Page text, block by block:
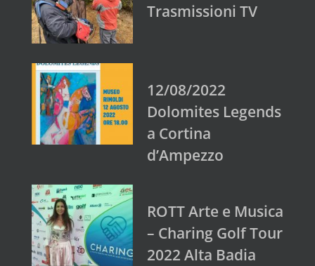
Trasmissioni TV
12/08/2022
Dolomites Legends
a Cortina
d’Ampezzo
ROTT Arte e Musica
– Charing Golf Tour
2022 Alta Badia